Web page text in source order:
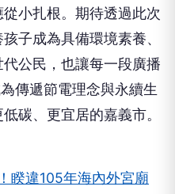
小扎根。期待透過此次
子成為具備環境素養、
公民，也讓每一段廣播
傳遞節電理念與永續生
碳、更宜居的嘉義市。
睽違105年海內外宮廟